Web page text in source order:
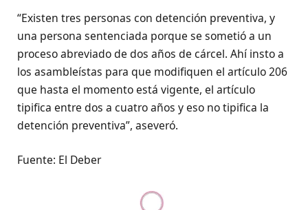
“Existen tres personas con detención preventiva, y
una persona sentenciada porque se sometió a un
proceso abreviado de dos años de cárcel. Ahí insto a
los asambleístas para que modifiquen el artículo 206
que hasta el momento está vigente, el artículo
tipifica entre dos a cuatro años y eso no tipifica la
detención preventiva”, aseveró.
Fuente: El Deber